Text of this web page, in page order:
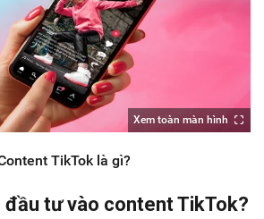
Xem toàn màn hình
TikTok là gì?
đầu tư vào content TikTok?